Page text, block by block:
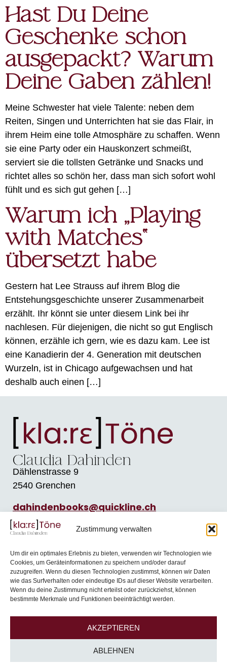
Zustimmung verwalten
Um dir ein optimales Erlebnis zu bieten, verwenden wir Technologien wie
Cookies, um Geräteinformationen zu speichern und/oder darauf
zuzugreifen. Wenn du diesen Technologien zustimmst, können wir Daten
wie das Surfverhalten oder eindeutige IDs auf dieser Website verarbeiten.
Wenn du deine Zustimmung nicht erteilst oder zurückziehst, können
bestimmte Merkmale und Funktionen beeinträchtigt werden.
AKZEPTIEREN
ABLEHNEN
Hast Du Deine
Geschenke schon
ausgepackt? Warum
Deine Gaben zählen!
Meine Schwester hat viele Talente: neben dem
Reiten, Singen und Unterrichten hat sie das Flair, in
ihrem Heim eine tolle Atmosphäre zu schaffen. Wenn
sie eine Party oder ein Hauskonzert schmeißt,
serviert sie die tollsten Getränke und Snacks und
richtet alles so schön her, dass man sich sofort wohl
fühlt und es sich gut gehen […]
Warum ich „Playing
with Matches“
übersetzt habe
Gestern hat Lee Strauss auf ihrem Blog die
Entstehungsgeschichte unserer Zusammenarbeit
erzählt. Ihr könnt sie unter diesem Link bei ihr
nachlesen. Für diejenigen, die nicht so gut Englisch
können, erzähle ich gern, wie es dazu kam. Lee ist
eine Kanadierin der 4. Generation mit deutschen
Wurzeln, ist in Chicago aufgewachsen und hat
deshalb auch einen […]
Dählenstrasse 9
2540 Grenchen
dahindenbooks@quickline.ch
Schreiben
Kirche
Musik
Kontakt
Blog
Shop
Termine
Über mich
Impressum & Datenschutz